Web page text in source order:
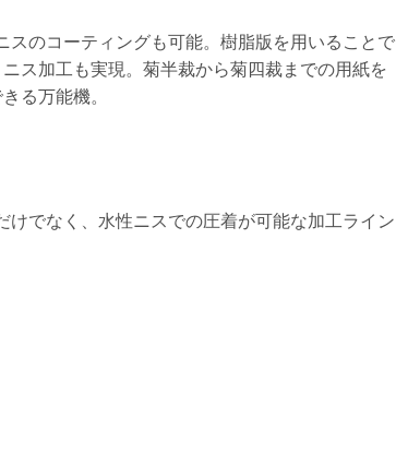
のコーティングも可能。樹脂版を用いることで
ス加工も実現。菊半裁から菊四裁までの用紙を
る万能機。
でなく、水性ニスでの圧着が可能な加工ライン